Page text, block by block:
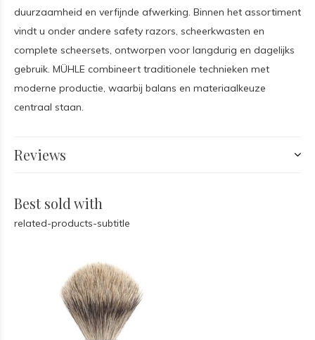
duurzaamheid en verfijnde afwerking. Binnen het assortiment
vindt u onder andere safety razors, scheerkwasten en
complete scheersets, ontworpen voor langdurig en dagelijks
gebruik. MÜHLE combineert traditionele technieken met
moderne productie, waarbij balans en materiaalkeuze
centraal staan.
Reviews
Best sold with
related-products-subtitle